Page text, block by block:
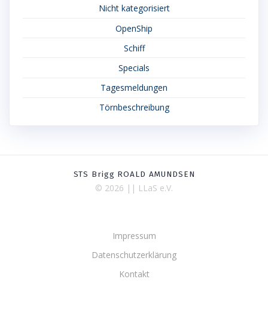
Nicht kategorisiert
OpenShip
Schiff
Specials
Tagesmeldungen
Törnbeschreibung
STS Brigg ROALD AMUNDSEN
© 2026 || LLaS e.V.
Impressum
Datenschutzerklärung
Kontakt